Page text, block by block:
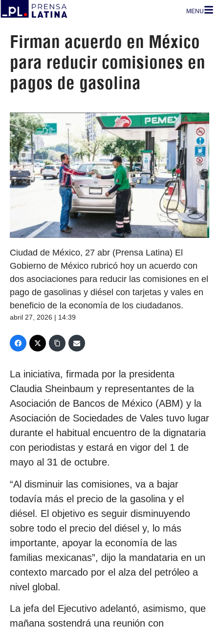
MENU
Firman acuerdo en México
para reducir comisiones en
pagos de gasolina
Ciudad de México, 27 abr (Prensa Latina) El
Gobierno de México rubricó hoy un acuerdo con
dos asociaciones para reducir las comisiones en el
pago de gasolinas y diésel con tarjetas y vales en
beneficio de la economía de los ciudadanos.
abril 27, 2026 | 14:39
La iniciativa, firmada por la presidenta
Claudia Sheinbaum y representantes de la
Asociación de Bancos de México (ABM) y la
Asociación de Sociedades de Vales tuvo lugar
durante el habitual encuentro de la dignataria
con periodistas y estará en vigor del 1 de
mayo al 31 de octubre.
“Al disminuir las comisiones, va a bajar
todavía más el precio de la gasolina y el
diésel. El objetivo es seguir disminuyendo
sobre todo el precio del diésel y, lo más
importante, apoyar la economía de las
familias mexicanas”, dijo la mandataria en un
contexto marcado por el alza del petróleo a
nivel global.
La jefa del Ejecutivo adelantó, asimismo, que
mañana sostendrá una reunión con